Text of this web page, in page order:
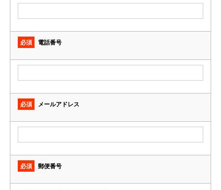
必須 電話番号
必須 メールアドレス
必須 郵便番号